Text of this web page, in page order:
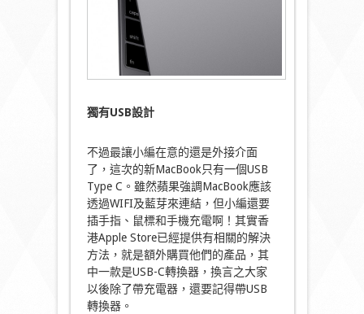
獨有USB設計
不過最讓小編在意的還是外接介面
了，這次的新MacBook只有一個USB
Type C。雖然蘋果強調MacBook應該
透過WIFI及藍芽來連結，但小編還要
插手指、鼠標和手機充電啊！其實香
港Apple Store已經提供有相關的解決
方法，就是額外購買他們的產品，其
中一款是USB-C轉換器，換言之大家
以後除了帶充電器，還要記得帶USB
轉換器。